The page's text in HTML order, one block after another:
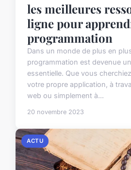
les meilleures
ligne pour
programmation
Dans un monde de plus en
programmation est devenue
essentielle. Que vous
votre propre application, à
web ou simplement à...
20 novembre 2023
ACTU